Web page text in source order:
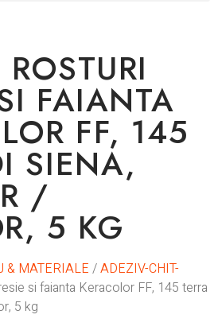
FAIANTA
FF, 145
SIENA,
/
5 KG
& MATERIALE /ADEZIV-CHIT-
si faianta Keracolor FF, 145 terra
5 kg